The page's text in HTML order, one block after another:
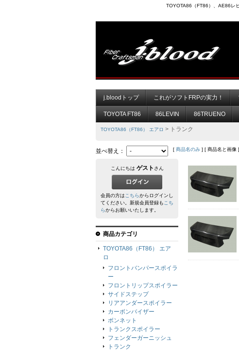
TOYOTA86（FT86）、AE86レ
j.bloodトップ これがソフトFRPの実力！
TOYOTA FT86 86LEVIN 86TRUENO
TOYOTA86（FT86） エアロ > トランク
並べ替え： [ 商品名のみ ] [ 商品名と画像
こんにちは ゲスト さん
会員の方はこちらからログインし
てください。新規会員登録もこち
らからお願いいたします。
商品カテゴリ
TOYOTA86（FT86） エア
ロ
フロントバンパースポイラ
ー
フロントリップスポイラー
サイドステップ
リアアンダースポイラー
カーボンバイザー
ボンネット
トランクスポイラー
フェンダーガーニッシュ
トランク